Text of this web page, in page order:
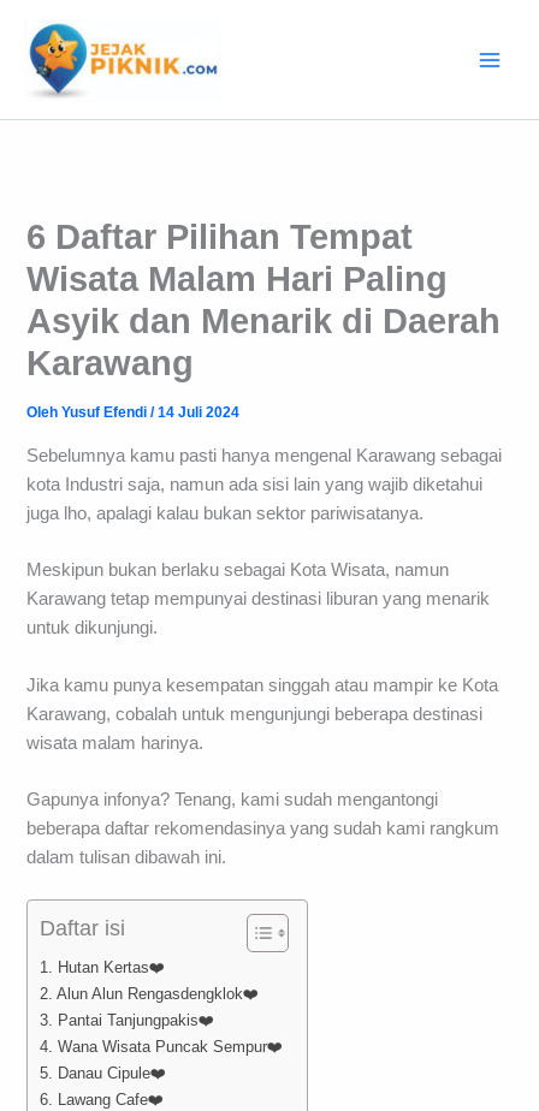
konten
6 Daftar Pilihan Tempat
Wisata Malam Hari Paling
Asyik dan Menarik di Daerah
Karawang
OlehYusuf Efendi/14 Juli 2024
Sebelumnya kamu pasti hanya mengenal Karawang sebagai
kota Industri saja, namun ada sisi lain yang wajib diketahui
juga lho, apalagi kalau bukan sektor pariwisatanya.
Meskipun bukan berlaku sebagai Kota Wisata, namun
Karawang tetap mempunyai destinasi liburan yang menarik
untuk dikunjungi.
Jika kamu punya kesempatan singgah atau mampir ke Kota
Karawang, cobalah untuk mengunjungi beberapa destinasi
wisata malam harinya.
Gapunya infonya? Tenang, kami sudah mengantongi
beberapa daftar rekomendasinya yang sudah kami rangkum
dalam tulisan dibawah ini.
Daftar isi
1. Hutan Kertas❤️
2. Alun Alun Rengasdengklok❤️
3. Pantai Tanjungpakis❤️
4. Wana Wisata Puncak Sempur❤️
5. Danau Cipule❤️
6. Lawang Cafe❤️